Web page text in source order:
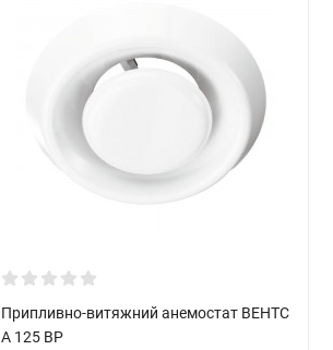
Припливно-витяжний анемостат ВЕНТС
А 125 ВР